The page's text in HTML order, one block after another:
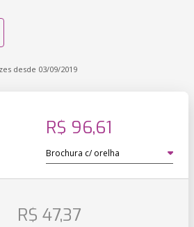
desde 03/09/2019
R$ 96,61
R$ 47,37